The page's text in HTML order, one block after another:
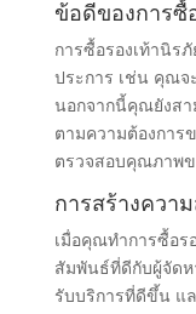
ข้อดีของการซื้
การซื้อรองเท้านิร
ประการ เช่น คุณจ
นอกจากนี้คุณยังสา
ตามความต้องกา
ตรวจสอบคุณภาพข
การสร้างควา
เมื่อคุณทำการซื้อร
สัมพันธ์ที่ดีกับผู้จัดห
รับบริการที่ดีขึ้น แ